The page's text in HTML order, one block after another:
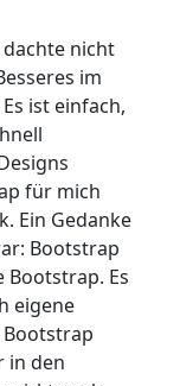
dachte nicht
im
ist einfach,
für mich
Ein Gedanke
Bootstrap
Bootstrap. Es
eigene
in den